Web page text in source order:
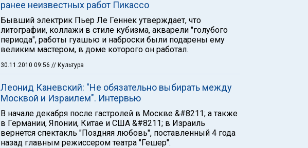
ранее неизвестных работ Пикассо
Бывший электрик Пьер Ле Геннек утверждает, что
литографии, коллажи в стиле кубизма, акварели "голубого
периода", работы гуашью и наброски были подарены ему
великим мастером, в доме которого он работал.
30.11.2010 09:56 // Культура
Леонид Каневский: "Не обязательно выбирать между
Москвой и Израилем". Интервью
В начале декабря после гастролей в Москве &#8211; а также
в Германии, Японии, Китае и США &#8211; в Израиль
вернется спектакль "Поздняя любовь", поставленный 4 года
назад главным режиссером театра "Гешер".